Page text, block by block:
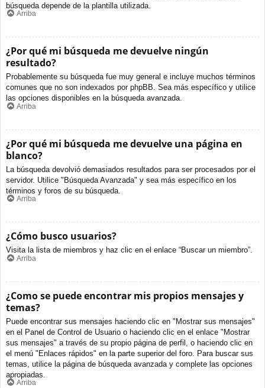
búsqueda depende de la plantilla utilizada.
Arriba
¿Por qué mi búsqueda me devuelve ningún
resultado?
Probablemente su búsqueda fue muy general e incluye muchos términos
comunes que no son indexados por phpBB. Sea más específico y utilice
las opciones disponibles en la búsqueda avanzada.
Arriba
¿Por qué mi búsqueda me devuelve una página en
blanco?
La búsqueda devolvió demasiados resultados para ser procesados por el
servidor. Utilice "Búsqueda Avanzada" y sea más específico en los
términos y foros de su búsqueda.
Arriba
¿Cómo busco usuarios?
Visita la lista de miembros y haz clic en el enlace “Buscar un miembro”.
Arriba
¿Como se puede encontrar mis propios mensajes y
temas?
Puede encontrar sus mensajes haciendo clic en "Mostrar sus mensajes"
en el Panel de Control de Usuario o haciendo clic en el enlace "Mostrar
sus mensajes" a través de su propio página de perfil, o haciendo clic en
el menú "Enlaces rápidos" en la parte superior del foro. Para buscar sus
temas, utilice la página de búsqueda avanzada y complete las opciones
apropiadas.
Arriba